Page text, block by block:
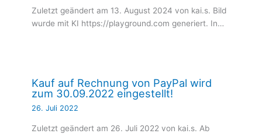
Zuletzt geändert am 13. August 2024 von kai.s. Bild
wurde mit KI https://playground.com generiert. In…
Kauf auf Rechnung von PayPal wird
zum 30.09.2022 eingestellt!
26. Juli 2022
Zuletzt geändert am 26. Juli 2022 von kai.s. Ab